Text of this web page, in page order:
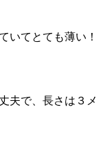
いてとても薄い！
夫で、長さは３メ